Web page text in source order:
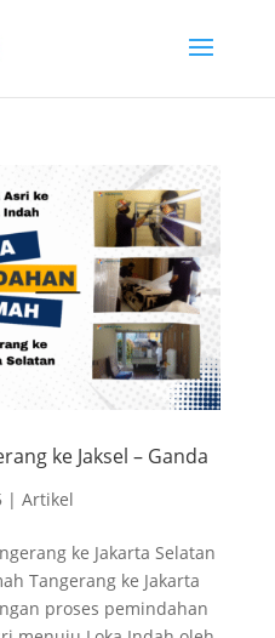
ke Jaksel – Ganda
| Artikel
ke Jakarta Selatan
Tangerang ke Jakarta
proses pemindahan